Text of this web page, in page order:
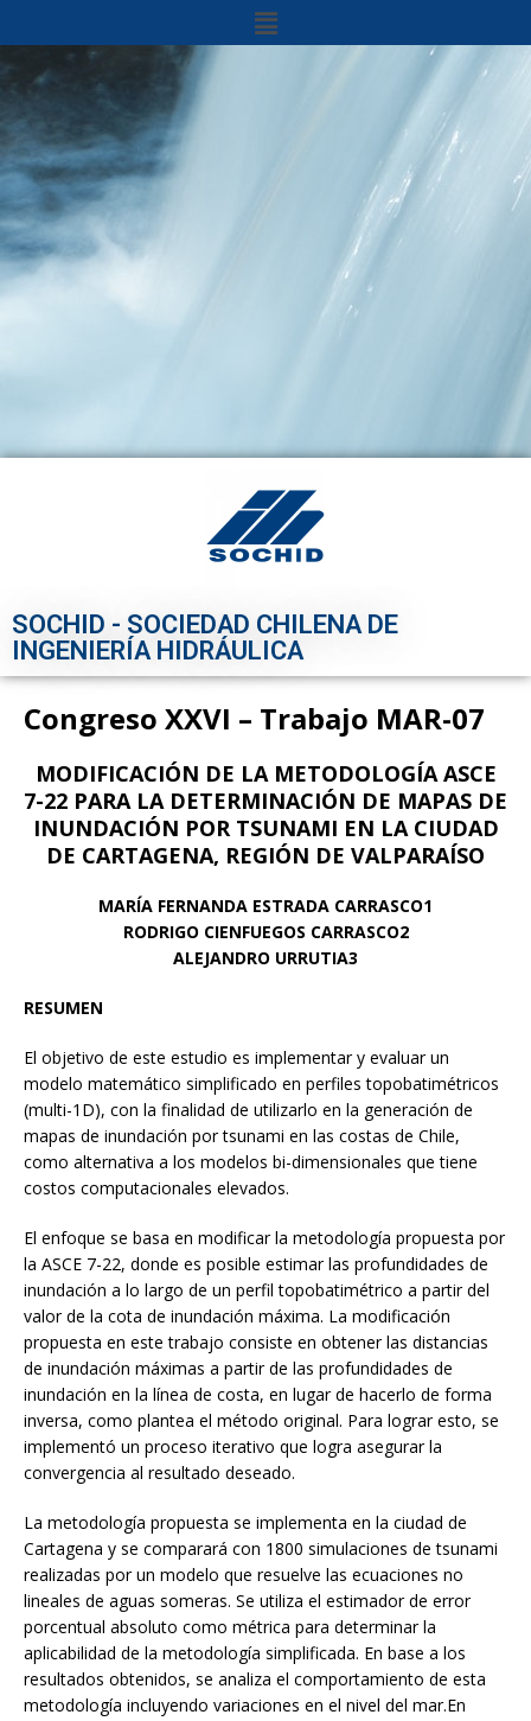
SOCHID - SOCIEDAD CHILENA DE
INGENIERÍA HIDRÁULICA
Congreso XXVI – Trabajo MAR-07
MODIFICACIÓN DE LA METODOLOGÍA ASCE
7-22 PARA LA DETERMINACIÓN DE MAPAS DE
INUNDACIÓN POR TSUNAMI EN LA CIUDAD
DE CARTAGENA, REGIÓN DE VALPARAÍSO
MARÍA FERNANDA ESTRADA CARRASCO1
RODRIGO CIENFUEGOS CARRASCO2
ALEJANDRO URRUTIA3
RESUMEN
El objetivo de este estudio es implementar y evaluar un
modelo matemático simplificado en perfiles topobatimétricos
(multi-1D), con la finalidad de utilizarlo en la generación de
mapas de inundación por tsunami en las costas de Chile,
como alternativa a los modelos bi-dimensionales que tiene
costos computacionales elevados.
El enfoque se basa en modificar la metodología propuesta por
la ASCE 7-22, donde es posible estimar las profundidades de
inundación a lo largo de un perfil topobatimétrico a partir del
valor de la cota de inundación máxima. La modificación
propuesta en este trabajo consiste en obtener las distancias
de inundación máximas a partir de las profundidades de
inundación en la línea de costa, en lugar de hacerlo de forma
inversa, como plantea el método original. Para lograr esto, se
implementó un proceso iterativo que logra asegurar la
convergencia al resultado deseado.
La metodología propuesta se implementa en la ciudad de
Cartagena y se comparará con 1800 simulaciones de tsunami
realizadas por un modelo que resuelve las ecuaciones no
lineales de aguas someras. Se utiliza el estimador de error
porcentual absoluto como métrica para determinar la
aplicabilidad de la metodología simplificada. En base a los
resultados obtenidos, se analiza el comportamiento de esta
metodología incluyendo variaciones en el nivel del mar.En